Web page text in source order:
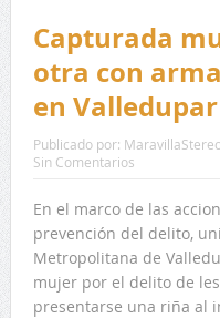
Capturada
otra con
en Valledupar
Publicado por:
Sin Comentarios
En el marco de las
prevención del delito,
Metropolitana de
mujer por el delito de
presentarse una riña al